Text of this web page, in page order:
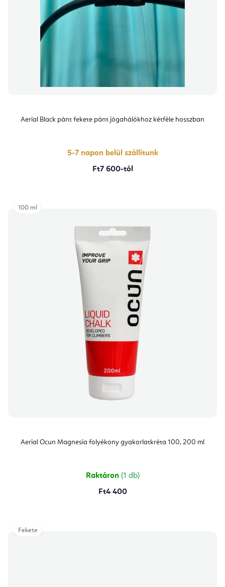
Aerial Black pánt fekete pánt jógahálókhoz kétféle hosszban
5-7 napon belül szállítunk
Ft7 600-tól
Aerial Ocun Magnesia folyékony gyakorlatkréta 100, 200 ml
Raktáron (1 db)
Ft4 400
100 ml
Fekete